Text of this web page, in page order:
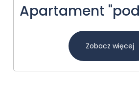
Apartament
Zobacz więcej